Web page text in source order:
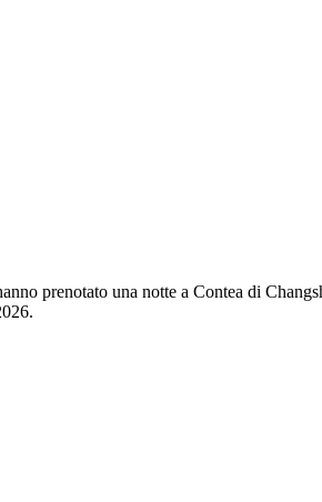
prenotato una notte a Contea di
.